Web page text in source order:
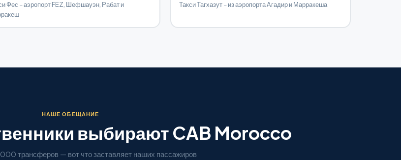
Фес – аэропорт FEZ, Шефшауэн, Рабат и
Такси Тагхазут – из аэропорта Агадир и Марракеша
НАШЕ ОБЕЩАНИЕ
выбирают CAB Morocco
трансферов — вот что заставляет наших пассажиров